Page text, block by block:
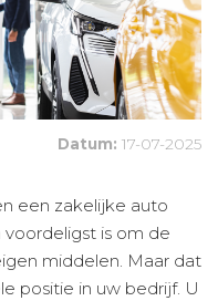
Datum: 17-07-2025
een zakelijke auto
is om de
middelen. Maar dat
positie in uw bedrijf. U